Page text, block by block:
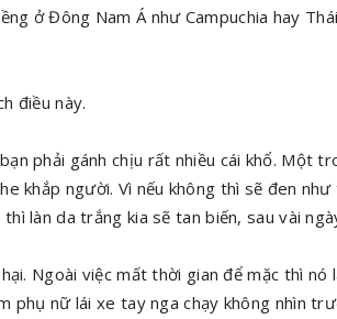
ở Đông Nam Á như Campuchia hay
điều này.
phải gánh chịu rất nhiều cái khổ. Một
khắp người. Vì nếu không thì sẽ đen
làn da trắng kia sẽ tan biến, sau vài
Ngoài việc mất thời gian để mặc thì nó
phụ nữ lái xe tay nga chạy không nhìn